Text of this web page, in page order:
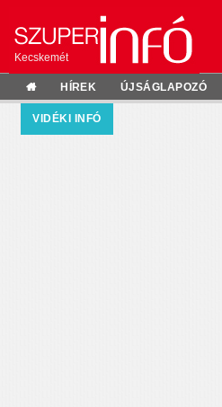
Kecskemét
HÍREK ÚJSÁGLAPOZÓ
VIDÉKI INFÓ